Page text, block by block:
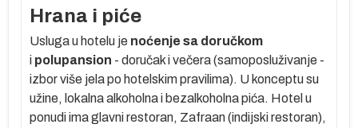
Hrana i piće
Usluga u hotelu je noćenje sa doručkom
i polupansion - doručak i večera (samoposluživanje -
izbor više jela po hotelskim pravilima). U konceptu su
užine, lokalna alkoholna i bezalkoholna pića. Hotel u
ponudi ima glavni restoran, Zafraan (indijski restoran),